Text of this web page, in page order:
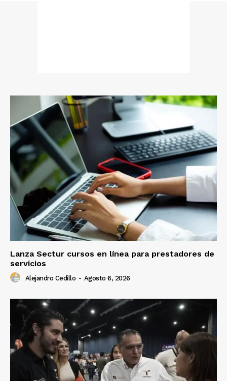
Lanza Sectur cursos en línea para prestadores de
servicios
Alejandro Cedillo - Agosto 6, 2026